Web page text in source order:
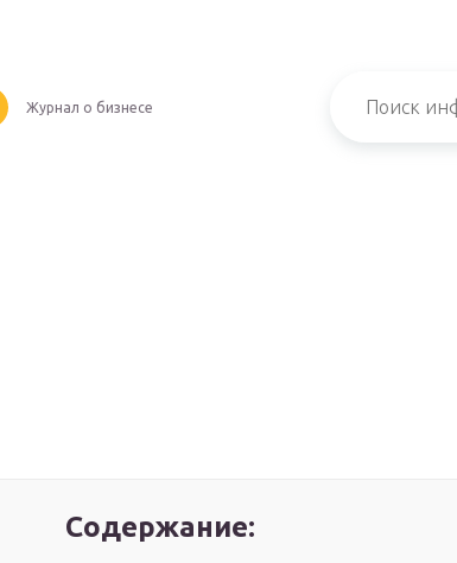
Журнал о бизнесе
Содержание: